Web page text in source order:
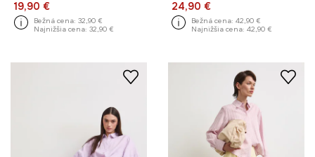
19,90 €
Bežná cena: 32,90 €
Najnižšia cena: 32,90 €
24,90 €
Bežná cena: 42,90 €
Najnižšia cena: 42,90 €